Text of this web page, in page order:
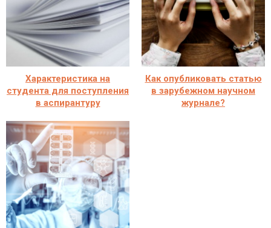
Характеристика на
студента для поступления
в аспирантуру
Как опубликовать статью
в зарубежном научном
журнале?